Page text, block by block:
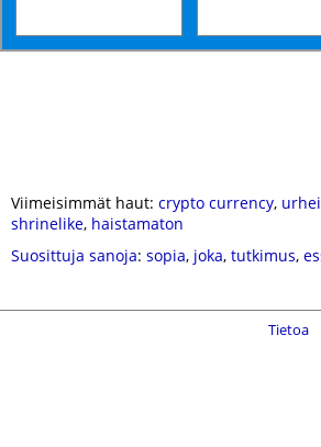
Viimeisimmät haut: crypto currency,
shrinelike, haistamaton
Suosittuja sanoja: sopia, joka, tutkimus,
Tietoa